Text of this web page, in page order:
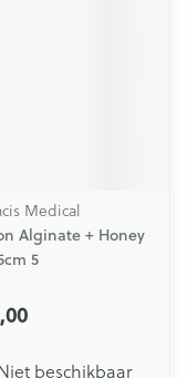
Medical
Alginate + Honey
5
beschikbaar